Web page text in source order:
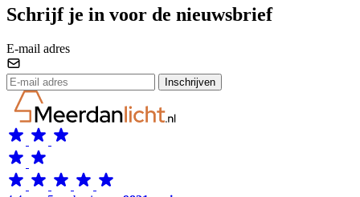
Schrijf je in voor de nieuwsbrief
E-mail adres
Inschrijven